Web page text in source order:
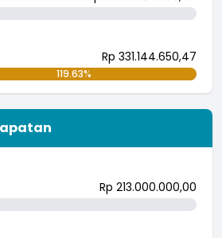
Rp 331.144.650,47
119.63%
Rp 213.000.000,00